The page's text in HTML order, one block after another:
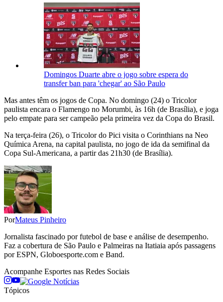
Domingos Duarte abre o jogo sobre espera do
transfer ban para 'chegar' ao São Paulo
Mas antes têm os jogos de Copa. No domingo (24) o Tricolor
paulista encara o Flamengo no Morumbi, às 16h (de Brasília), e joga
pelo empate para ser campeão pela primeira vez da Copa do Brasil.
Na terça-feira (26), o Tricolor do Pici visita o Corinthians na Neo
Química Arena, na capital paulista, no jogo de ida da semifinal da
Copa Sul-Americana, a partir das 21h30 (de Brasília).
PorMateus Pinheiro
Jornalista fascinado por futebol de base e análise de desempenho.
Faz a cobertura de São Paulo e Palmeiras na Itatiaia após passagens
por ESPN, Globoesporte.com e Band.
Acompanhe Esportes nas Redes Sociais
Tópicos